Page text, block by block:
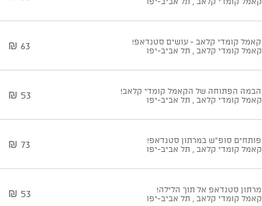
קאמל קומדי קלאב - עושים סטנדאפ!
קאמל קומדי קלאב , תל אביב-יפו 63 ₪
הבמה הפתוחה של הקאמל קומדי קלאב!
קאמל קומדי קלאב , תל אביב-יפו 53 ₪
פותחים סופ"ש במרתון סטנדאפ!
קאמל קומדי קלאב , תל אביב-יפו 73 ₪
מרתון סטנדאפ אל תוך הלילה!
קאמל קומדי קלאב , תל אביב-יפו 53 ₪